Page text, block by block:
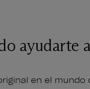
ayudarte
en el mundo